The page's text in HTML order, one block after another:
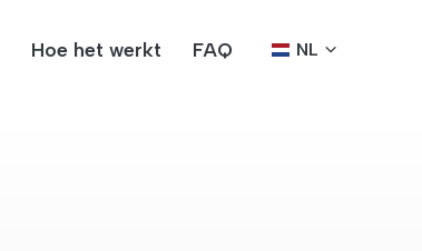
Hoe het werkt FAQ NL